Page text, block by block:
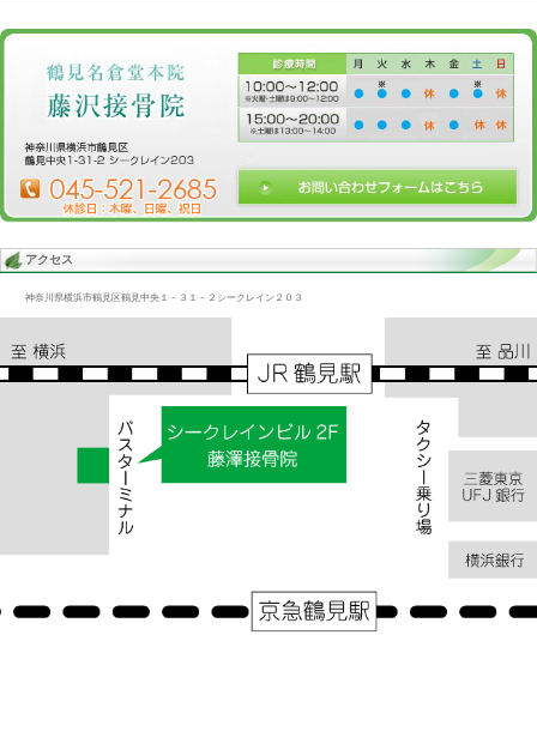
Blog記事一覧 > 未分類> ぎっくり腰、腰痛の解消/横浜鶴見
ぎっくり腰、腰痛の解消/横浜鶴見
2014.02.25 | Category:未分類
股関節が悪いままだと大腿四頭筋、大腿二頭筋、内転筋、臀筋等々
ークになり疲れている。それは当然腰の筋肉も同じです。
«膝、膝痛、腰痛他の痛み/横浜鶴見
|コメントはまだありません